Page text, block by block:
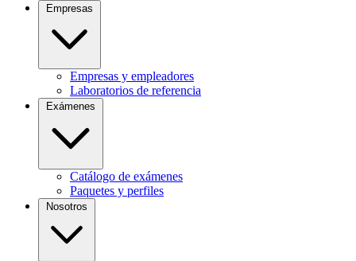
Empresas y empleadores
Laboratorios de referencia
Catálogo de exámenes
Paquetes y perfiles